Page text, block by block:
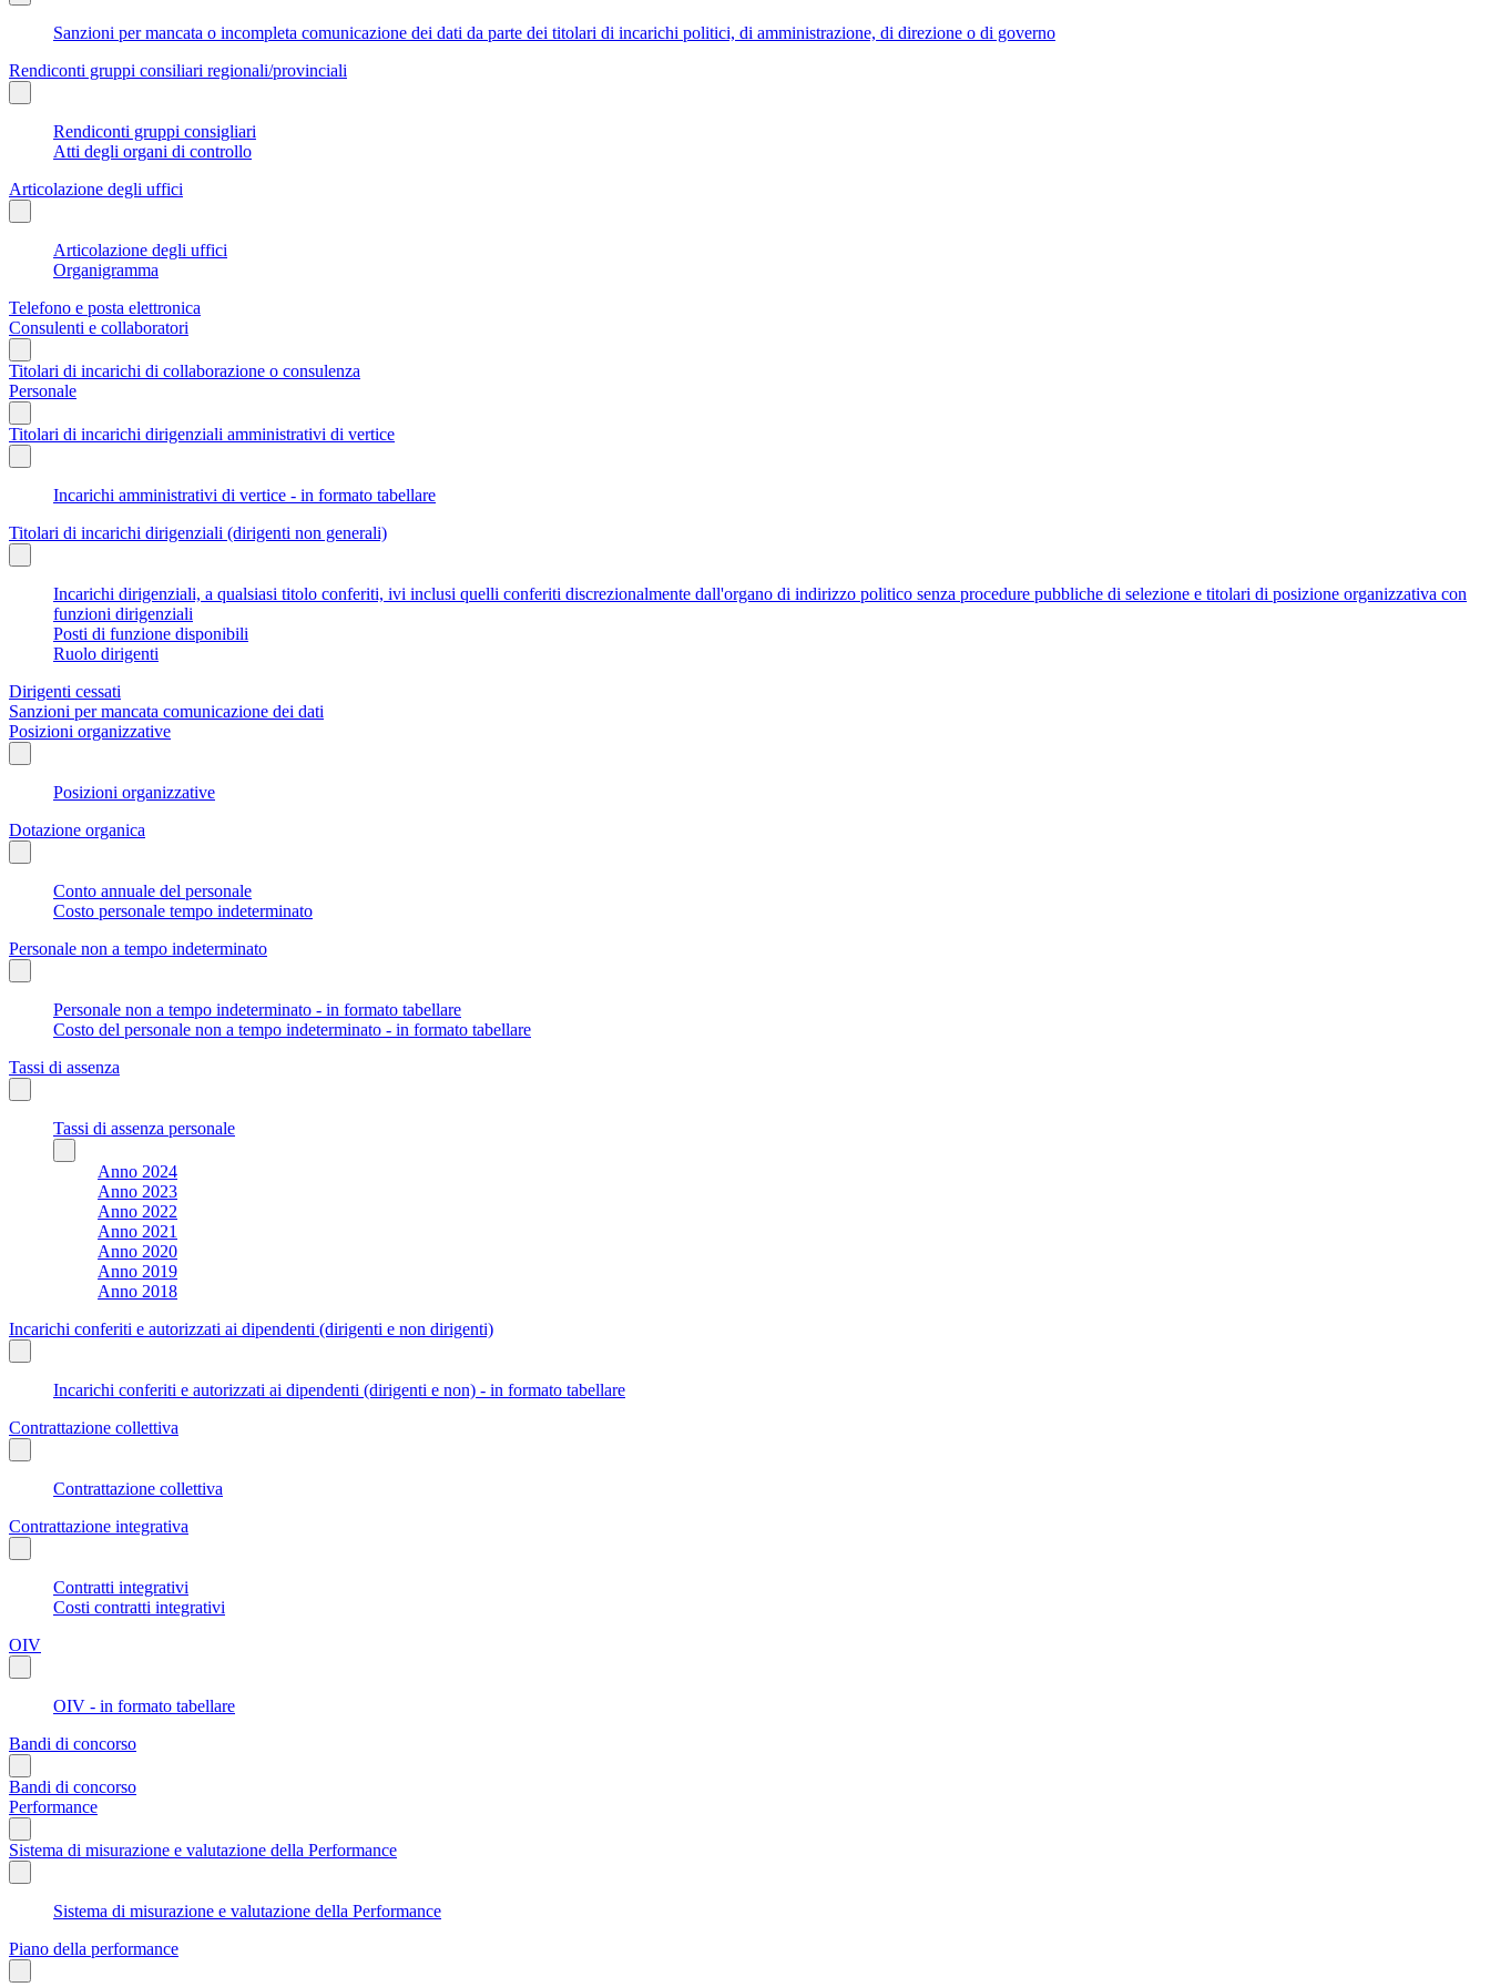
Sanzioni per mancata o incompleta comunicazione dei dati da parte dei titolari di incarichi politici, di amministrazione, di direzione o di governo
Rendiconti gruppi consiliari regionali/provinciali
Rendiconti gruppi consigliari
Atti degli organi di controllo
Articolazione degli uffici
Articolazione degli uffici
Organigramma
Telefono e posta elettronica
Consulenti e collaboratori
Titolari di incarichi di collaborazione o consulenza
Personale
Titolari di incarichi dirigenziali amministrativi di vertice
Incarichi amministrativi di vertice - in formato tabellare
Titolari di incarichi dirigenziali (dirigenti non generali)
Incarichi dirigenziali, a qualsiasi titolo conferiti, ivi inclusi quelli conferiti discrezionalmente dall'organo di indirizzo politico senza procedure pubbliche di selezione e titolari di posizione organizzativa con
funzioni dirigenziali
Posti di funzione disponibili
Ruolo dirigenti
Dirigenti cessati
Sanzioni per mancata comunicazione dei dati
Posizioni organizzative
Posizioni organizzative
Dotazione organica
Conto annuale del personale
Costo personale tempo indeterminato
Personale non a tempo indeterminato
Personale non a tempo indeterminato - in formato tabellare
Costo del personale non a tempo indeterminato - in formato tabellare
Tassi di assenza
Tassi di assenza personale
Anno 2024
Anno 2023
Anno 2022
Anno 2021
Anno 2020
Anno 2019
Anno 2018
Incarichi conferiti e autorizzati ai dipendenti (dirigenti e non dirigenti)
Incarichi conferiti e autorizzati ai dipendenti (dirigenti e non) - in formato tabellare
Contrattazione collettiva
Contrattazione collettiva
Contrattazione integrativa
Contratti integrativi
Costi contratti integrativi
OIV
OIV - in formato tabellare
Bandi di concorso
Bandi di concorso
Performance
Sistema di misurazione e valutazione della Performance
Sistema di misurazione e valutazione della Performance
Piano della performance